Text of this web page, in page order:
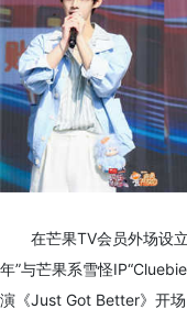
在芒果TV会员外场设立
年”与芒果系雪怪
演《Just Got Better》开场